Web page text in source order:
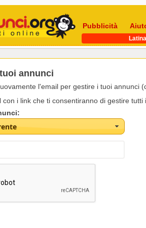
Pubblicità
Latina
annunci
l'email per gestire i tuoi annunci
con i link che ti consentiranno di gestire